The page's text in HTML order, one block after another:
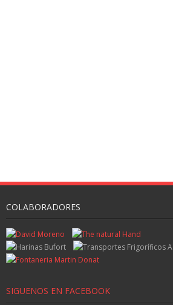
COLABORADORES
SIGUENOS EN FACEBOOK